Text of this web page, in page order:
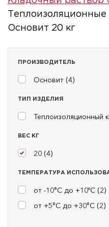
Основит 20 кг
ПРОИЗВОДИТЕЛЬ
Основит (4)
ТИП ИЗДЕЛИЯ
Теплоизоляционный
ВЕС КГ
20 (4)
ТЕМПЕРАТУРА
от -10°С до +10ºС (2)
от +5°С до +30°С (2)